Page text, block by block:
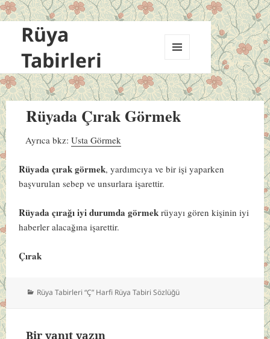
Rüya
Tabirleri
VE
BILEŞENLER
Rüyada Çırak Görmek
Ayrıca bkz:Usta Görmek
Rüyada çırak görmek, yardımcıya ve bir işi yaparken
başvurulan sebep ve unsurlara işarettir.
Rüyada çırağı iyi durumda görmek rüyayı gören kişinin iyi
haberler alacağına işarettir.
Çırak
Kategoriler
Rüya Tabirleri “Ç” Harfi Rüya Tabiri Sözlüğü
Bir yanıt yazın